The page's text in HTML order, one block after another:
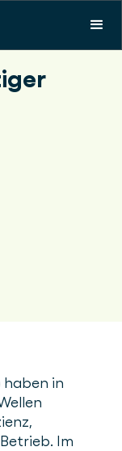
haben in
Im